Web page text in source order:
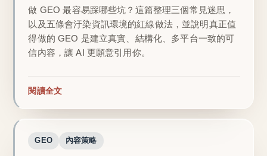
做 GEO 最容易踩哪些坑？這篇整理三個常見迷思，
以及五條會汙染資訊環境的紅線做法，並說明真正值
得做的 GEO 是建立真實、結構化、多平台一致的可
信內容，讓 AI 更願意引用你。
閱讀全文
GEO 內容策略